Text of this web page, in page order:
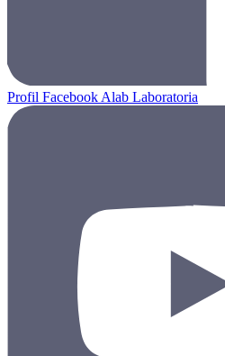
Profil Facebook Alab Laboratoria